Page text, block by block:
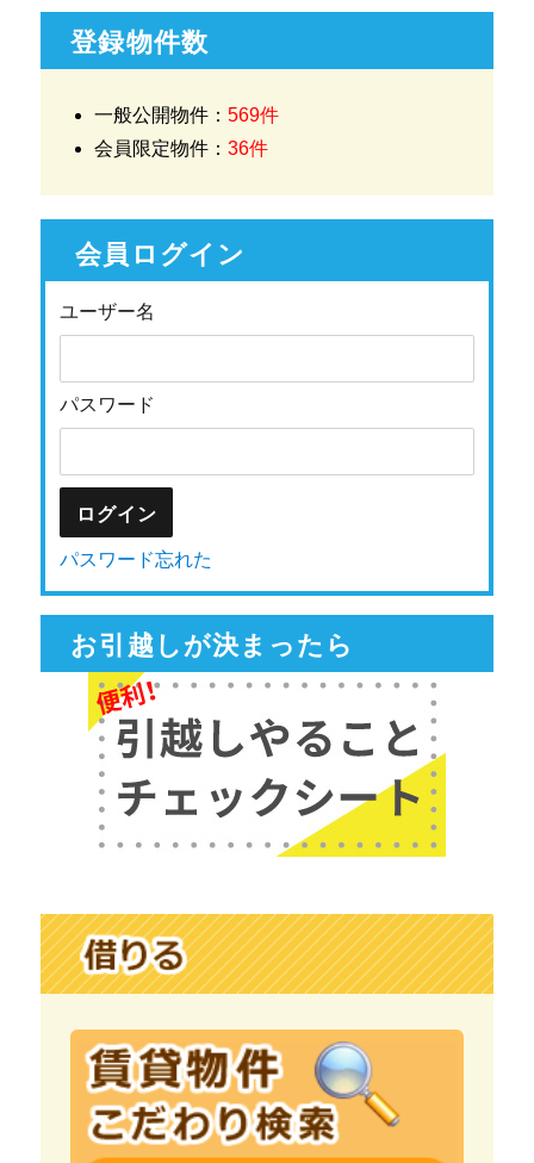
登録物件数
一般公開物件：569件
会員限定物件：36件
会員ログイン
ユーザー名
パスワード
パスワード忘れた
お引越しが決まったら